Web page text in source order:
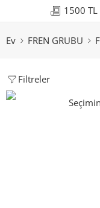
1500 TL
Ev FREN GRUBU
Filtreler